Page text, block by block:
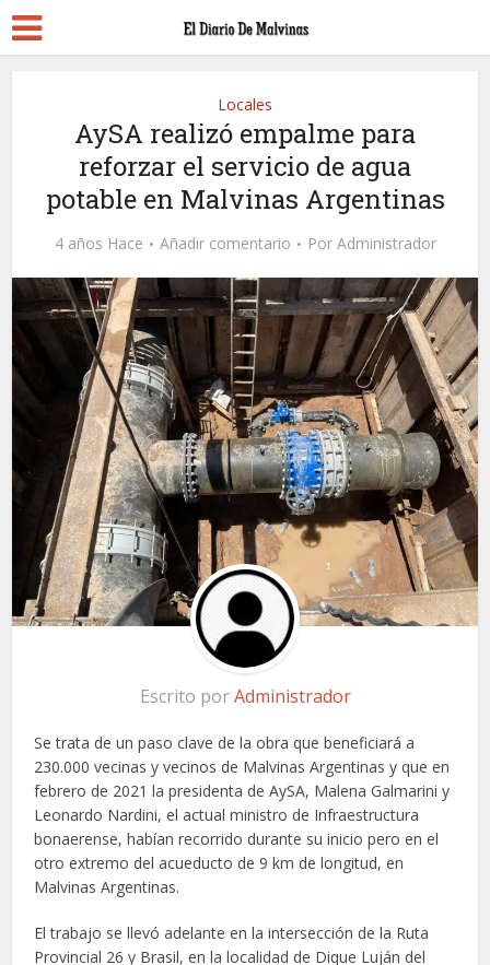
Locales
AySA realizó empalme para
reforzar el servicio de agua
potable en Malvinas Argentinas
4 años Hace Añadir comentario Por Administrador
Escrito porAdministrador
Se trata de un paso clave de la obra que beneficiará a
230.000 vecinas y vecinos de Malvinas Argentinas y que en
febrero de 2021 la presidenta de AySA, Malena Galmarini y
Leonardo Nardini, el actual ministro de Infraestructura
bonaerense, habían recorrido durante su inicio pero en el
otro extremo del acueducto de 9 km de longitud, en
Malvinas Argentinas.
El trabajo se llevó adelante en la intersección de la Ruta
Provincial 26 y Brasil, en la localidad de Dique Luján del